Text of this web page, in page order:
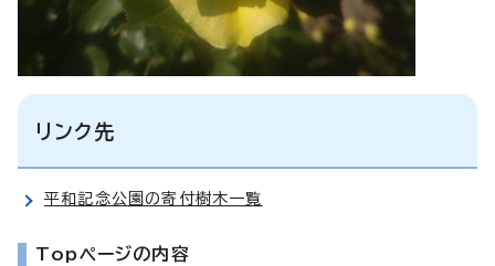
リンク先
平和記念公園の寄付樹木一覧
Topページの内容